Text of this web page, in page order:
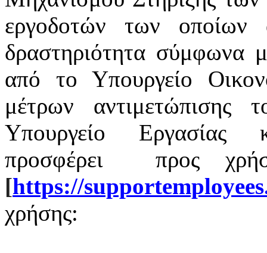
εργοδοτών των οποίων
δραστηριότητα σύμφωνα
από το Υπουργείο
μέτρων αντιμετώπισης
Υπουργείο Εργασίας
προσφέρει
προς
[https://supportemployees
χρήσης: